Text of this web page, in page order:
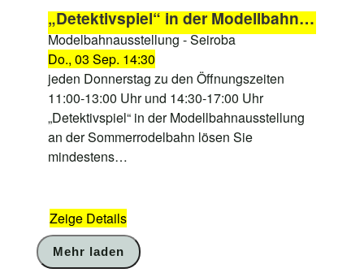
„Detektivspiel“ in der Modellbahnausstellung
Modelbahnausstellung - Seiroba
Do., 03 Sep. 14:30
jeden Donnerstag zu den Öffnungszeiten
11:00-13:00 Uhr und 14:30-17:00 Uhr
„Detektivspiel“ in der Modellbahnausstellung
an der Sommerrodelbahn lösen Sie
mindestens…
Zeige Details
Mehr laden